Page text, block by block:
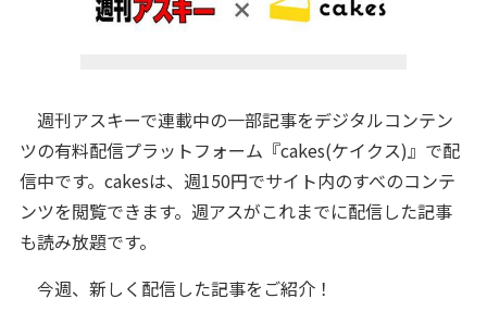
週刊アスキーで連載中の一部記事をデジタルコンテン
ツの有料配信プラットフォーム『cakes(ケイクス)』で配
信中です。cakesは、週150円でサイト内のすべのコンテ
ンツを閲覧できます。週アスがこれまでに配信した記事
も読み放題です。
今週、新しく配信した記事をご紹介！